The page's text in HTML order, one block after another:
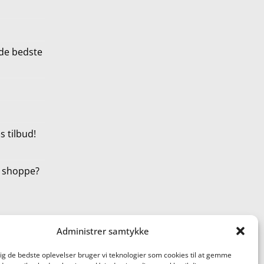
Administrer samtykke
de bedste oplevelser bruger vi teknologier som cookies til at gemme
bedste
tilbud!